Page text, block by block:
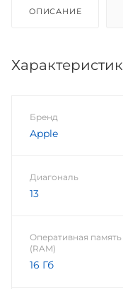
ОПИСАНИЕ
Бренд
Apple
Диагональ
13
Оперативная память
(RAM)
16 Гб